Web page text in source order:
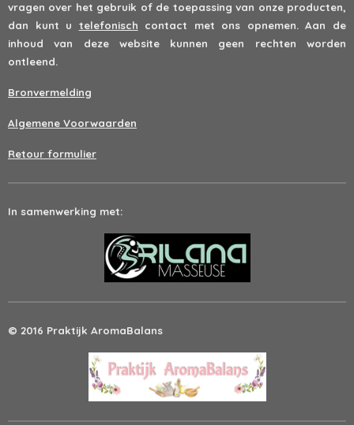
vragen over het gebruik of de toepassing van onze producten,
dan kunt u telefonisch contact met ons opnemen. Aan de
inhoud van deze website kunnen geen rechten worden
ontleend.
Bronvermelding
Algemene Voorwaarden
Retour formulier
In samenwerking met:
© 2016 Praktijk AromaBalans